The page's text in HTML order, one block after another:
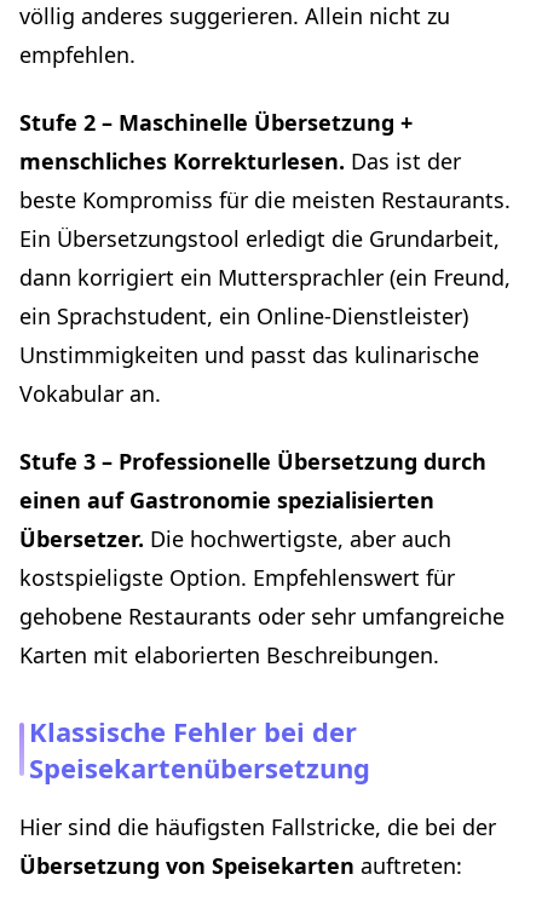
völlig anderes suggerieren. Allein nicht zu
empfehlen.
Stufe 2 – Maschinelle Übersetzung +
menschliches Korrekturlesen. Das ist der
beste Kompromiss für die meisten Restaurants.
Ein Übersetzungstool erledigt die Grundarbeit,
dann korrigiert ein Muttersprachler (ein Freund,
ein Sprachstudent, ein Online-Dienstleister)
Unstimmigkeiten und passt das kulinarische
Vokabular an.
Stufe 3 – Professionelle Übersetzung durch
einen auf Gastronomie spezialisierten
Übersetzer. Die hochwertigste, aber auch
kostspieligste Option. Empfehlenswert für
gehobene Restaurants oder sehr umfangreiche
Karten mit elaborierten Beschreibungen.
Klassische Fehler bei der
Speisekartenübersetzung
Hier sind die häufigsten Fallstricke, die bei der
Übersetzung von Speisekarten auftreten: